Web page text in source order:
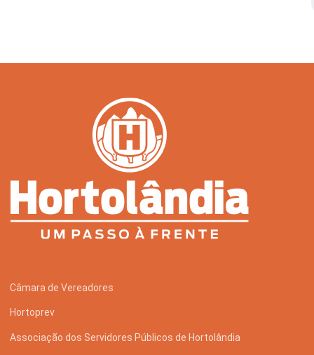
Câmara de Vereadores
Hortoprev
Associação dos Servidores Públicos de Hortolândia